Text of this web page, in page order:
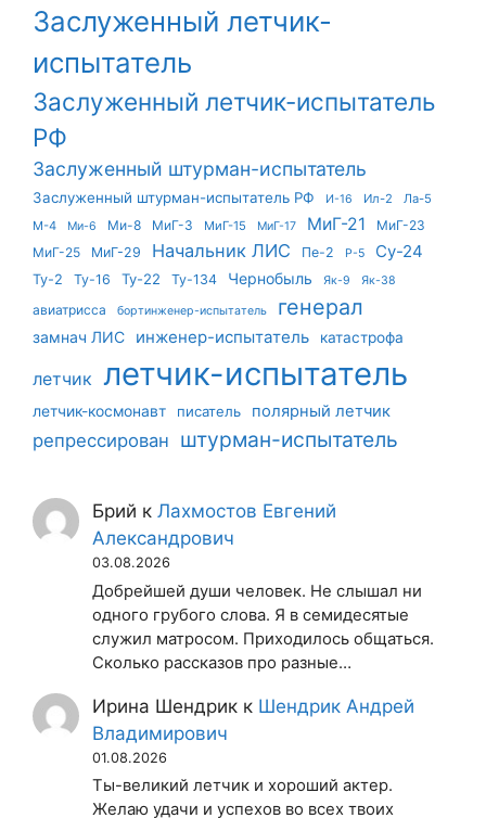
Заслуженный летчик-
испытатель
Заслуженный летчик-испытатель
РФ
Заслуженный штурман-испытатель
Заслуженный штурман-испытатель РФ И-16 Ил-2
Ла-5
М-4
Ми-6 Ми-8 МиГ-3 МиГ-15 МиГ-17 МиГ-21
МиГ-23
МиГ-25
МиГ-29 Начальник ЛИС Пе-2 Р-5 Су-24
Ту-2 Ту-16 Ту-22 Ту-134 Чернобыль Як-9 Як-38
авиатрисса бортинженер-испытатель генерал
замнач ЛИС инженер-испытатель катастрофа
летчик летчик-испытатель
летчик-космонавт писатель полярный летчик
репрессирован штурман-испытатель
Брий кЛахмостов Евгений
Александрович
03.08.2026
Добрейшей души человек. Не слышал ни
одного грубого слова. Я в семидесятые
служил матросом. Приходилось общаться.
Сколько рассказов про разные…
Ирина Шендрик к Шендрик Андрей
Владимирович
01.08.2026
Ты-великий летчик и хороший актер.
Желаю удачи и успехов во всех твоих